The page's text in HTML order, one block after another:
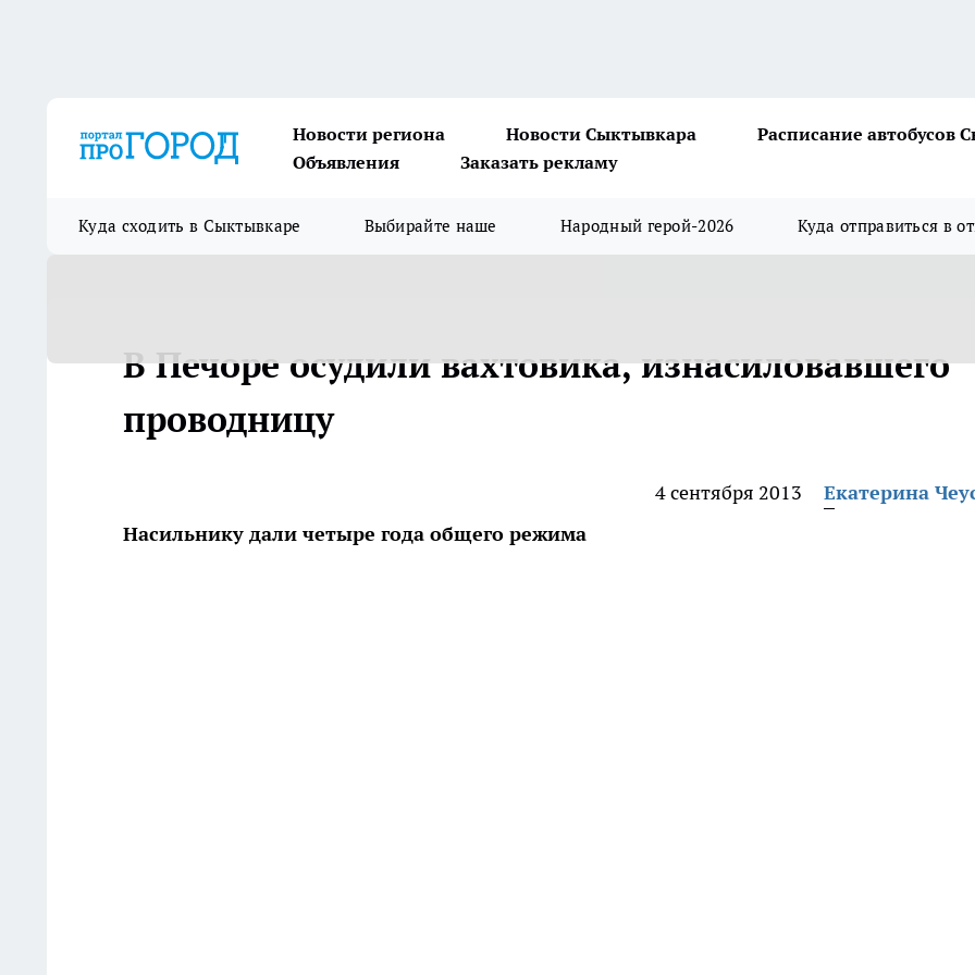
Новости региона Новости Сыктывкара
Расписание автобусов
Объявления
Заказать рекламу
Куда сходить в Сыктывкаре Выбирайте наше Народный герой-2026 Куда отправиться в
В Печоре осудили вахтовика, изнасиловавшего
проводницу
4 сентября 2013
Екатерина
Насильнику дали четыре года общего режима